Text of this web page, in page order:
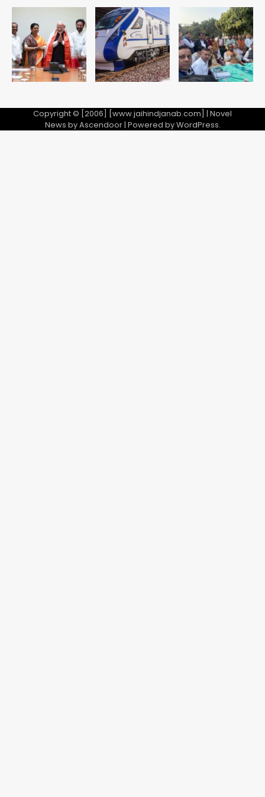
Copyright © [2006] [www.jaihindjanab.com] | Novel
News byAscendoor| Powered byWordPress.